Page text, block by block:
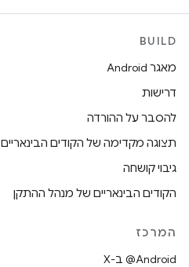
BUILD
מאגר Android
דרישות
להסבר על ההורדה
תצוגה מקדימה של הקודים הבינאריים
גיבוי קושחה
הקודים הבינאריים של מנהל ההתקן
המרכז
‫‎@Android ב-X